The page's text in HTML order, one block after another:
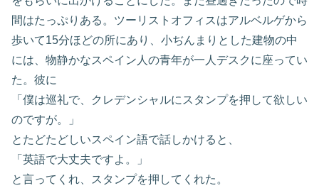
間はたっぷりある。ツーリストオフィスはアルベルゲから
歩いて15分ほどの所にあり、小ぢんまりとした建物の中
には、物静かなスペイン人の青年が一人デスクに座ってい
た。彼に
「僕は巡礼で、クレデンシャルにスタンプを押して欲しい
のですが。」
とたどたどしいスペイン語で話しかけると、
「英語で大丈夫ですよ。」
と言ってくれ、スタンプを押してくれた。